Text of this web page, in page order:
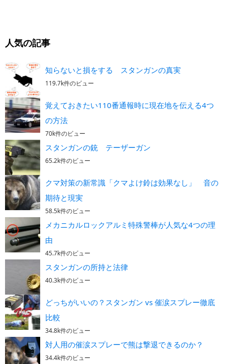
人気の記事
知らないと損をする スタンガンの真実
119.7k件のビュー
覚えておきたい110番通報時に現在地を伝える4つ
の方法
70k件のビュー
スタンガンの銃 テーザーガン
65.2k件のビュー
クマ対策の新常識「クマよけ鈴は効果なし」 音の
期待と現実
58.5k件のビュー
メカニカルロックアルミ特殊警棒が人気な4つの理
由
45.7k件のビュー
スタンガンの所持と法律
40.3k件のビュー
どっちがいいの？スタンガン vs 催涙スプレー徹底
比較
34.8k件のビュー
対人用の催涙スプレーで熊は撃退できるのか？
34.4k件のビュー